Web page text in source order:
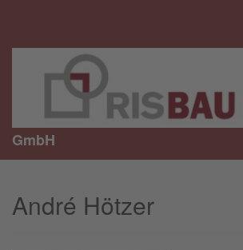
GmbH
André Hötzer